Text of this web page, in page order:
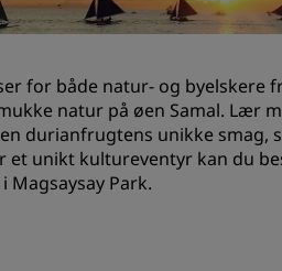
Brancheløsninger
Søg flyafgange
Søg flyafgange
Spisning
for både natur- og byelskere
natur på øen Samal. Lær
durianfrugtens unikke
et unikt kultureventyr kan du
Magsaysay Park.